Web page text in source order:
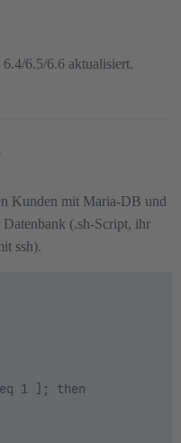
6.5/6.6 aktualisiert.
Kunden mit Maria-DB und
(.sh-Script, ihr
ssh).
1 ]; then